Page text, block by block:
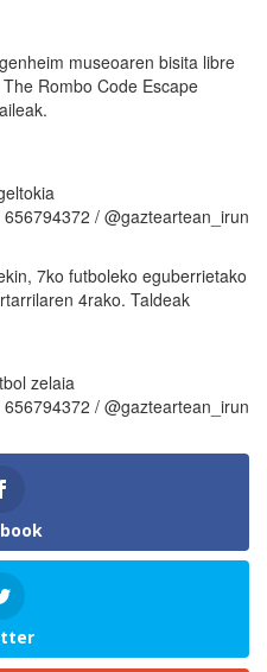
museoaren bisita libre
Rombo Code Escape
/ @gazteartean_irun
7ko futboleko eguberrietako
4rako. Taldeak
zelaia
/ @gazteartean_irun